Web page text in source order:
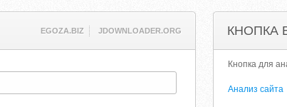
EGOZA.BIZ JDOWNLOADER.ORG КНОПКА
Кнопка для
Анализ сайта